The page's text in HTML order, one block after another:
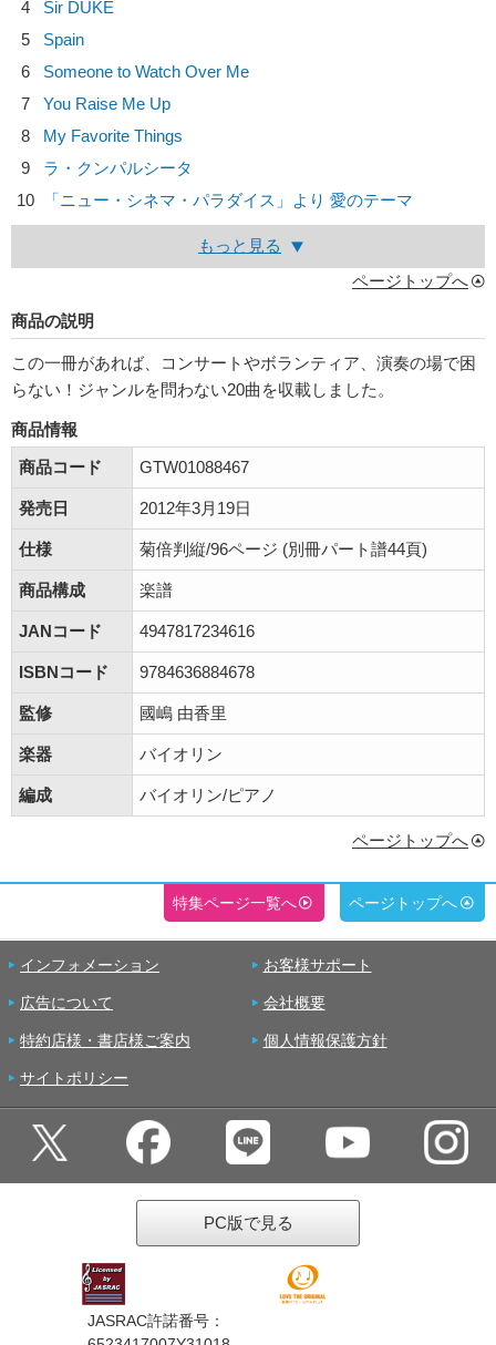
4
Sir DUKE
5
Spain
6
Someone to Watch Over Me
7
You Raise Me Up
8
My Favorite Things
9
ラ・クンパルシータ
10
「ニュー・シネマ・パラダイス」より 愛のテーマ
もっと見る
ページトップへ
商品の説明
この一冊があれば、コンサートやボランティア、演奏の場で困
らない！ジャンルを問わない20曲を収載しました。
商品情報
商品コード
GTW01088467
発売日 2012年3月19日
仕様 菊倍判縦/96ページ (別冊パート譜44頁)
商品構成 楽譜
JANコード 4947817234616
ISBNコード 9784636884678
監修 國嶋 由香里
楽器 バイオリン
編成 バイオリン/ピアノ
ページトップへ
特集ページ一覧へ ページトップへ
インフォメーション お客様サポート
広告について 会社概要
特約店様・書店様ご案内 個人情報保護方針
サイトポリシー
PC版で見る
JASRAC許諾番号：